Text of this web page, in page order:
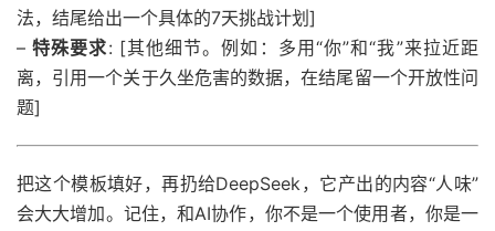
法，结尾给出一个具体的7天挑战计划]
–特殊要求: [其他细节。例如：多用“你”和“我”来拉近距
离，引用一个关于久坐危害的数据，在结尾留一个开放性问
题]
把这个模板填好，再扔给DeepSeek，它产出的内容“人味”
会大大增加。记住，和AI协作，你不是一个使用者，你是一